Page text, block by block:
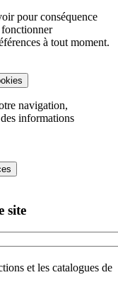
pour conséquence
fonctionner
à tout moment.
navigation,
informations
site
et les catalogues de